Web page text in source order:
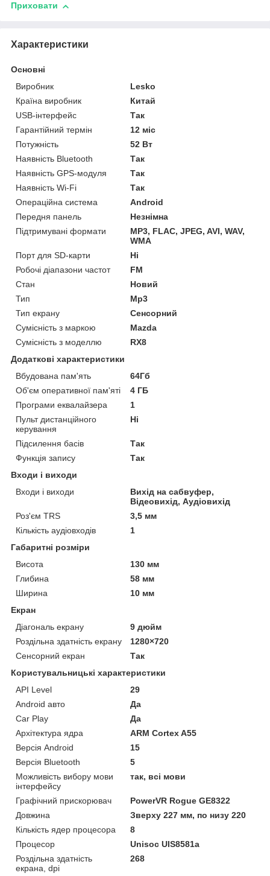
Приховати
Характеристики
Основні
Виробник
Lesko
Країна виробник
Китай
USB-інтерфейс
Так
Гарантійний термін
12 міс
Потужність
52 Вт
Наявність Bluetooth
Так
Наявність GPS-модуля
Так
Наявність Wi-Fi
Так
Операційна система
Android
Передня панель
Незнімна
Підтримувані формати
MP3, FLAC, JPEG, AVI, WAV,
WMA
Порт для SD-карти
Ні
Робочі діапазони частот
FM
Стан
Новий
Тип
Mp3
Тип екрану
Сенсорний
Сумісність з маркою
Mazda
Сумісність з моделлю
RX8
Додаткові характеристики
Вбудована пам'ять
64Гб
Об'єм оперативної пам'яті
4 ГБ
Програми еквалайзера
1
Пульт дистанційного
керування
Ні
Підсилення басів
Так
Функція запису
Так
Входи і виходи
Входи і виходи
Вихід на сабвуфер,
Відеовихід, Аудіовихід
Роз'єм TRS
3,5 мм
Кількість аудіовходів
1
Габаритні розміри
Висота
130 мм
Глибина
58 мм
Ширина
10 мм
Екран
Діагональ екрану
9 дюйм
Роздільна здатність екрану
1280×720
Сенсорний екран
Так
Користувальницькі характеристики
API Level
29
Android авто
Да
Car Play
Да
Архітектура ядра
ARM Cortex A55
Версія Android
15
Версія Bluetooth
5
Можливість вибору мови
інтерфейсу
так, всі мови
Графічний прискорювач
PowerVR Rogue GE8322
Довжина
Зверху 227 мм, по низу 220
Кількість ядер процесора
8
Процесор
Unisoc UIS8581a
Роздільна здатність
екрана, dpi
268